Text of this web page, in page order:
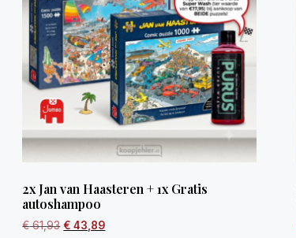
2x Jan van Haasteren + 1x Gratis
autoshampoo
€61,93 € 43,89